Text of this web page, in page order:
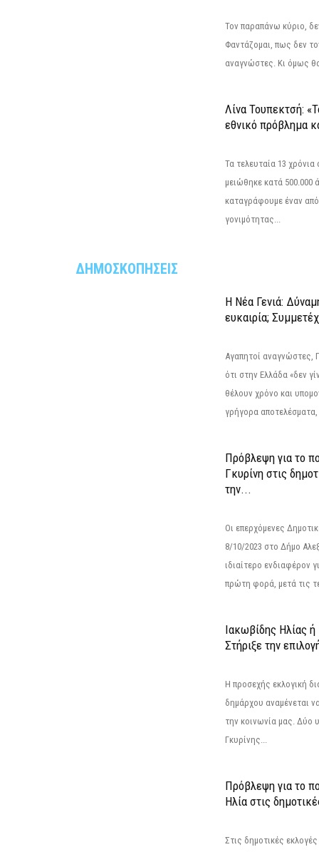
Τον παραπάνω κύριο,
Φαντάζομαι, πως δεν
αναγνώστες. Κι όμως
Λίνα Τουπεκτσή:
εθνικό πρόβλημα
Τα τελευταία 13
μειώθηκε κατά
καταγράφουμε έναν
γονιμότητας...
ΔΗΜΟΣΚΟΠΗΣΕΙΣ
Η Νέα Γενιά:
ευκαιρία;
Αγαπητοί αναγνώστες,
ότι στην Ελλάδα «δεν
θέλουν χρόνο και
γρήγορα
Πρόβλεψη για το
Γκυρίνη στις
την...
Οι επερχόμενες
8/10/2023 στο Δήμο
ιδιαίτερο ενδιαφέρον
πρώτη φορά, μετά τις
Ιακωβίδης Ηλίας
Στήριξε την
Η προσεχής εκλογική
δημάρχου αναμένεται
την κοινωνία μας. Δύο
Γκυρίνης...
Πρόβλεψη για το
Ηλία στις
Στις δημοτικές